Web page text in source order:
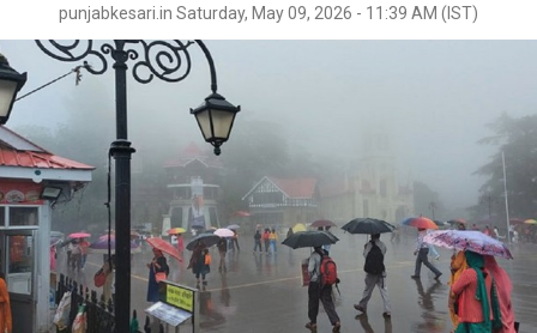
punjabkesari.in Saturday, May 09, 2026 - 11:39 AM (IST)